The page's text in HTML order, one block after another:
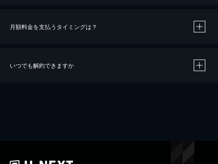
※40％ポイント還元の対象は、クレジットカード決済による作品の購入 / レンタルです。
iOSアプリのUコイン決済による作品の購入 / レンタルは、20％のポイント還元です。
月額料金を支払うタイミングは？
いつでも解約できますか